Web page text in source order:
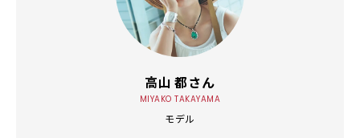
高山 都さん
MIYAKO TAKAYAMA
モデル